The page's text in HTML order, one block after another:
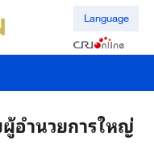
Language
อำนวยการใหญ่